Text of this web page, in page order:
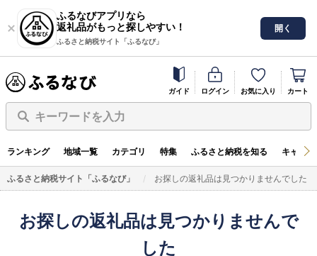
ふるなびアプリなら
返礼品がもっと探しやすい！
ふるさと納税サイト「ふるなび」
開く
ガイド ログイン お気に入り カート
キーワードを入力
ランキング 地域一覧 カテゴリ 特集 ふるさと納税を知る キャン
ふるさと納税サイト「ふるなび」 お探しの返礼品は見つかりませんでした
お探しの返礼品は見つかりませんで
した